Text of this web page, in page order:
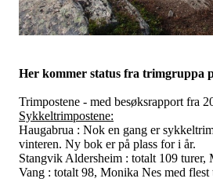
Her kommer status fra trimgruppa
Trimpostene - med besøksrapport fra
Sykkeltrimpostene:
Haugabrua : Nok en gang er
vinteren. Ny bok er på plass for i år.
Stangvik Aldersheim : totalt 109 turer,
Vang : totalt 98, Monika Nes med flest